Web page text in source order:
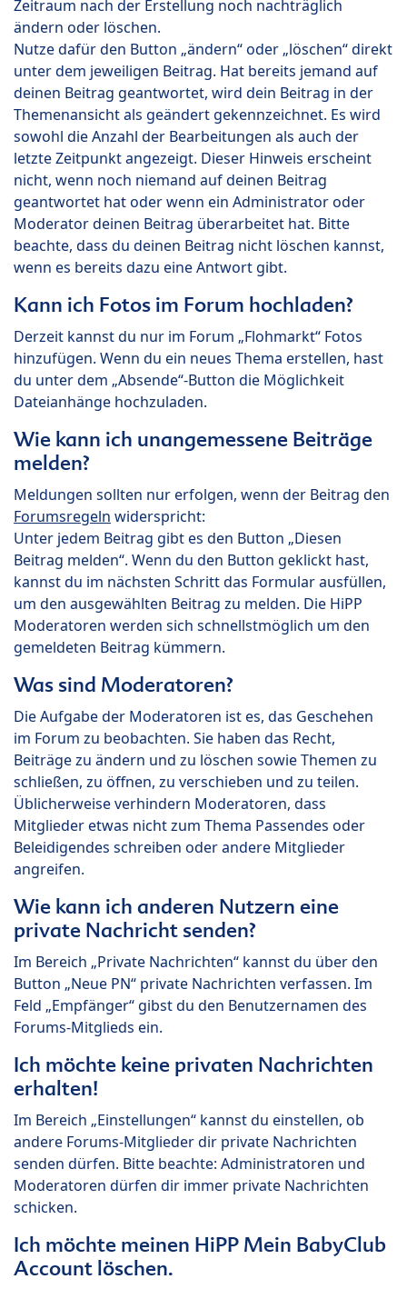
Zeitraum nach der Erstellung noch nachträglich
ändern oder löschen.
Nutze dafür den Button „ändern“ oder „löschen“ direkt
unter dem jeweiligen Beitrag. Hat bereits jemand auf
deinen Beitrag geantwortet, wird dein Beitrag in der
Themenansicht als geändert gekennzeichnet. Es wird
sowohl die Anzahl der Bearbeitungen als auch der
letzte Zeitpunkt angezeigt. Dieser Hinweis erscheint
nicht, wenn noch niemand auf deinen Beitrag
geantwortet hat oder wenn ein Administrator oder
Moderator deinen Beitrag überarbeitet hat. Bitte
beachte, dass du deinen Beitrag nicht löschen kannst,
wenn es bereits dazu eine Antwort gibt.
Kann ich Fotos im Forum hochladen?
Derzeit kannst du nur im Forum „Flohmarkt“ Fotos
hinzufügen. Wenn du ein neues Thema erstellen, hast
du unter dem „Absende“-Button die Möglichkeit
Dateianhänge hochzuladen.
Wie kann ich unangemessene Beiträge
melden?
Meldungen sollten nur erfolgen, wenn der Beitrag den
Forumsregeln widerspricht:
Unter jedem Beitrag gibt es den Button „Diesen
Beitrag melden“. Wenn du den Button geklickt hast,
kannst du im nächsten Schritt das Formular ausfüllen,
um den ausgewählten Beitrag zu melden. Die HiPP
Moderatoren werden sich schnellstmöglich um den
gemeldeten Beitrag kümmern.
Was sind Moderatoren?
Die Aufgabe der Moderatoren ist es, das Geschehen
im Forum zu beobachten. Sie haben das Recht,
Beiträge zu ändern und zu löschen sowie Themen zu
schließen, zu öffnen, zu verschieben und zu teilen.
Üblicherweise verhindern Moderatoren, dass
Mitglieder etwas nicht zum Thema Passendes oder
Beleidigendes schreiben oder andere Mitglieder
angreifen.
Wie kann ich anderen Nutzern eine
private Nachricht senden?
Im Bereich „Private Nachrichten“ kannst du über den
Button „Neue PN“ private Nachrichten verfassen. Im
Feld „Empfänger“ gibst du den Benutzernamen des
Forums-Mitglieds ein.
Ich möchte keine privaten Nachrichten
erhalten!
Im Bereich „Einstellungen“ kannst du einstellen, ob
andere Forums-Mitglieder dir private Nachrichten
senden dürfen. Bitte beachte: Administratoren und
Moderatoren dürfen dir immer private Nachrichten
schicken.
Ich möchte meinen HiPP Mein BabyClub
Account löschen.